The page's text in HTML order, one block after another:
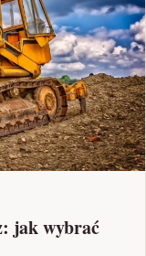
jak wybrać